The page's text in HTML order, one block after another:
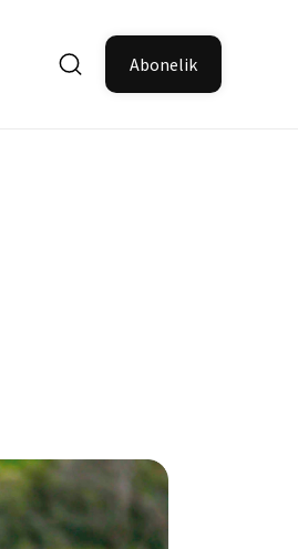
Abonelik